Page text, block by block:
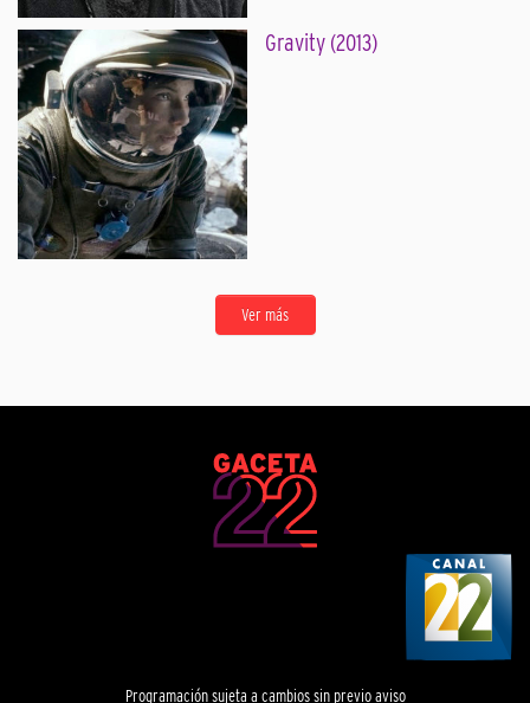
Gravity (2013)
Ver más
Programación sujeta a cambios sin previo aviso